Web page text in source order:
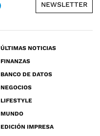
NEWSLETTER
ÚLTIMAS NOTICIAS
FINANZAS
BANCO DE DATOS
NEGOCIOS
LIFESTYLE
MUNDO
EDICIÓN IMPRESA